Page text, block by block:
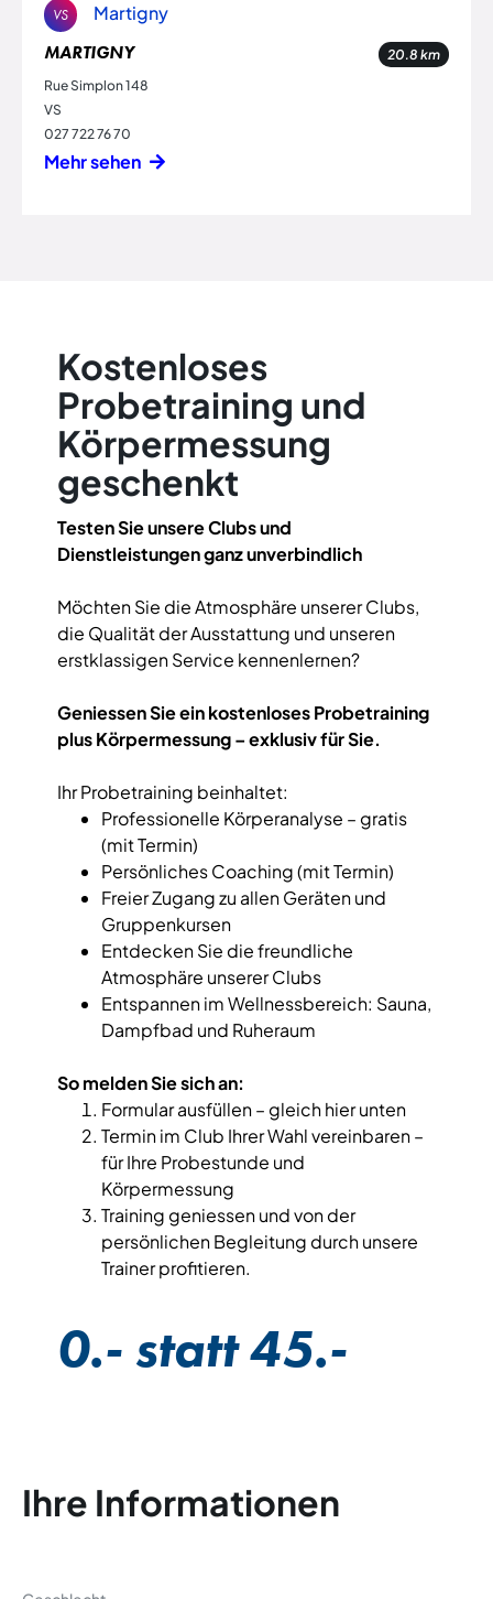
VS Martigny
MARTIGNY 20.8 km
Rue Simplon 148
VS
027 722 76 70
Mehr sehen
Kostenloses
Probetraining und
Körpermessung
geschenkt
Testen Sie unsere Clubs und
Dienstleistungen ganz unverbindlich
Möchten Sie die Atmosphäre unserer Clubs,
die Qualität der Ausstattung und unseren
erstklassigen Service kennenlernen?
Geniessen Sie ein kostenloses Probetraining
plus Körpermessung – exklusiv für Sie.
Ihr Probetraining beinhaltet:
Professionelle Körperanalyse – gratis
(mit Termin)
Persönliches Coaching (mit Termin)
Freier Zugang zu allen Geräten und
Gruppenkursen
Entdecken Sie die freundliche
Atmosphäre unserer Clubs
Entspannen im Wellnessbereich: Sauna,
Dampfbad und Ruheraum
So melden Sie sich an:
Formular ausfüllen – gleich hier unten
Termin im Club Ihrer Wahl vereinbaren –
für Ihre Probestunde und
Körpermessung
Training geniessen und von der
persönlichen Begleitung durch unsere
Trainer profitieren.
0.- statt 45.-
Ihre Informationen